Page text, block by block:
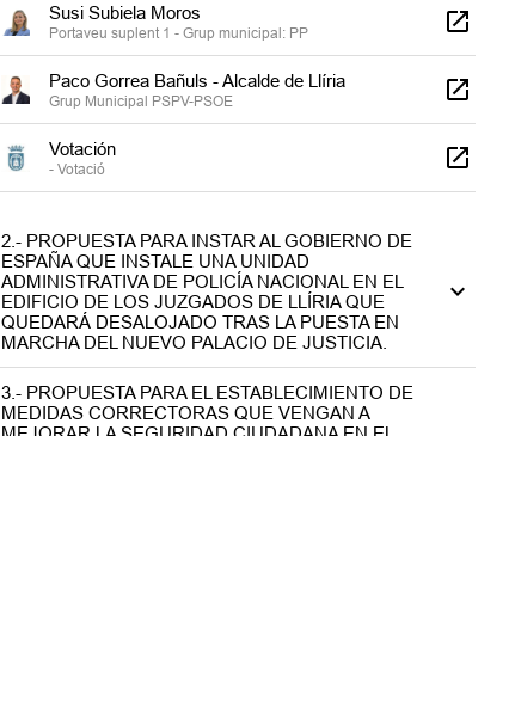
Susi Subiela Moros
Portaveu suplent 1 - Grup municipal: PP
Paco Gorrea Bañuls - Alcalde de Llíria
Grup Municipal PSPV-PSOE
Votación
- Votació
2.- PROPUESTA PARA INSTAR AL GOBIERNO DE
ESPAÑA QUE INSTALE UNA UNIDAD
ADMINISTRATIVA DE POLICÍA NACIONAL EN EL
EDIFICIO DE LOS JUZGADOS DE LLÍRIA QUE
QUEDARÁ DESALOJADO TRAS LA PUESTA EN
MARCHA DEL NUEVO PALACIO DE JUSTICIA.
3.- PROPUESTA PARA EL ESTABLECIMIENTO DE
MEDIDAS CORRECTORAS QUE VENGAN A
MEJORAR LA SEGURIDAD CIUDADANA EN EL